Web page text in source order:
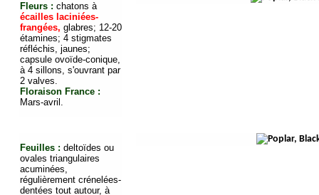
Fleurs :chatons à
écailles laciniées-
frangées,glabres; 12-20
étamines; 4 stigmates
réfléchis, jaunes;
capsule ovoïde-conique,
à 4 sillons, s'ouvrant par
2 valves.
Floraison France :
Mars-avril.
Feuilles :deltoïdes ou
ovales triangulaires
acuminées,
régulièrement crénelées-
dentées tout autour, à